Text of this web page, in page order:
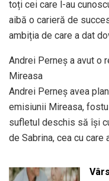
toți cei care l-au
aibă o carieră de
ambiția de care a dat
Andrei Perneș a avut o
Mireasa
Andrei Perneș avea
emisiunii Mireasa,
sufletul deschis să își
de Sabrina, cea cu care